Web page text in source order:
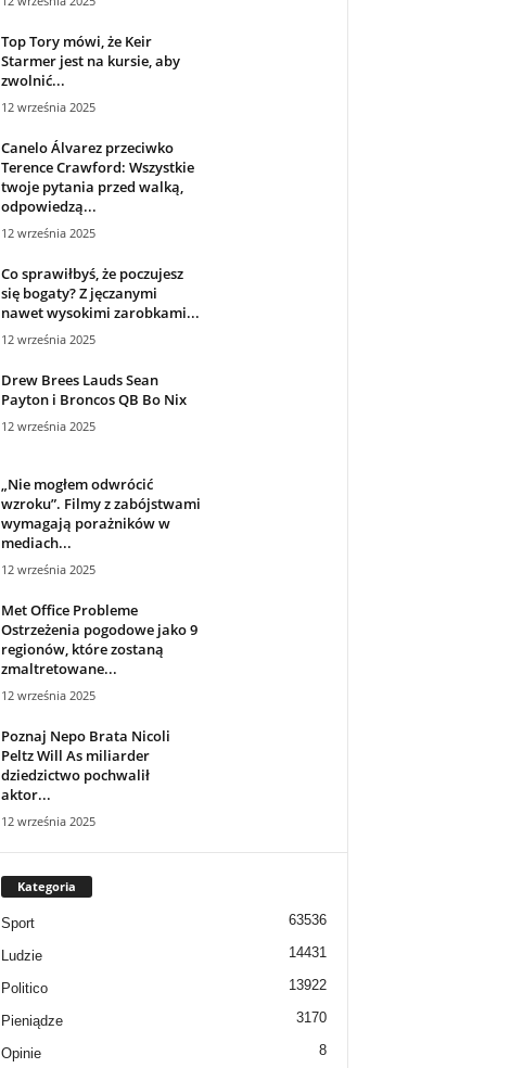
Top Tory mówi, że Keir
Starmer jest na kursie, aby
zwolnić...
12 września 2025
Canelo Álvarez przeciwko
Terence Crawford: Wszystkie
twoje pytania przed walką,
odpowiedzą...
12 września 2025
Co sprawiłbyś, że poczujesz
się bogaty? Z jęczanymi
nawet wysokimi zarobkami...
12 września 2025
Drew Brees Lauds Sean
Payton i Broncos QB Bo Nix
12 września 2025
„Nie mogłem odwrócić
wzroku”. Filmy z zabójstwami
wymagają porażników w
mediach...
12 września 2025
Met Office Probleme
Ostrzeżenia pogodowe jako 9
regionów, które zostaną
zmaltretowane...
12 września 2025
Poznaj Nepo Brata Nicoli
Peltz Will As miliarder
dziedzictwo pochwalił
aktor...
12 września 2025
Kategoria
Sport 63536
Ludzie 14431
Politico 13922
Pieniądze 3170
Opinie 8